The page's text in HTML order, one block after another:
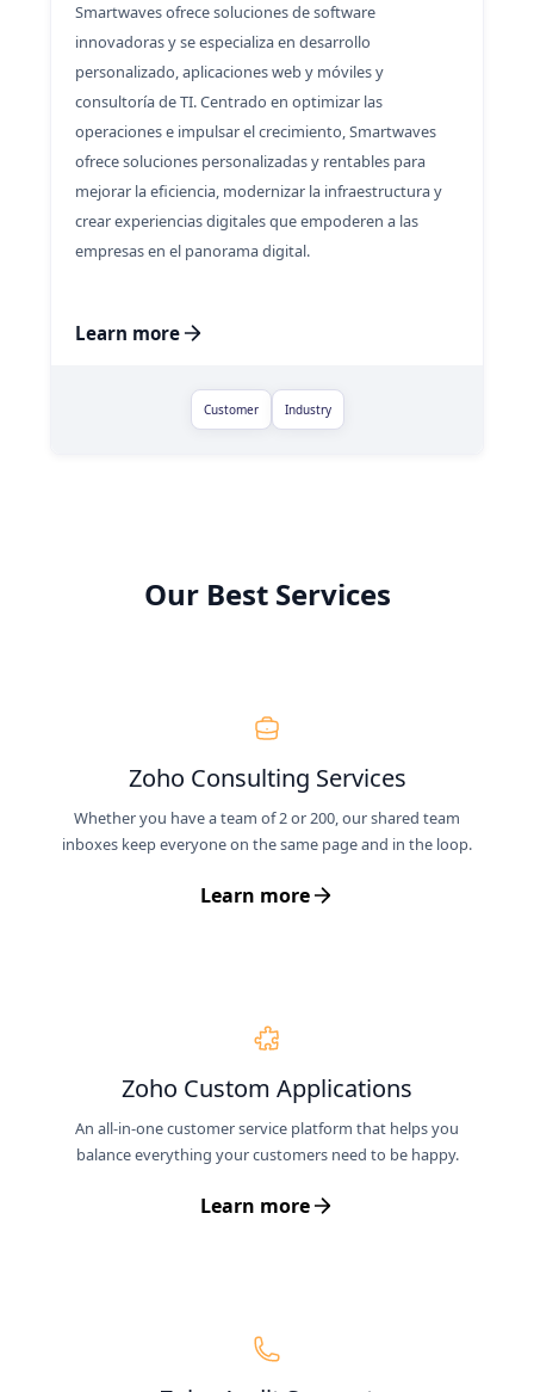
Smartwaves ofrece soluciones de software
innovadoras y se especializa en desarrollo
personalizado, aplicaciones web y móviles y
consultoría de TI. Centrado en optimizar las
operaciones e impulsar el crecimiento, Smartwaves
ofrece soluciones personalizadas y rentables para
mejorar la eficiencia, modernizar la infraestructura y
crear experiencias digitales que empoderen a las
empresas en el panorama digital.
Learn more
Customer Industry
Our Best Services
Zoho Consulting Services
Whether you have a team of 2 or 200, our shared team
inboxes keep everyone on the same page and in the loop.
Learn more
Zoho Custom Applications
An all-in-one customer service platform that helps you
balance everything your customers need to be happy.
Learn more